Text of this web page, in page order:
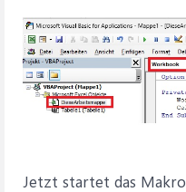
Jetzt startet das